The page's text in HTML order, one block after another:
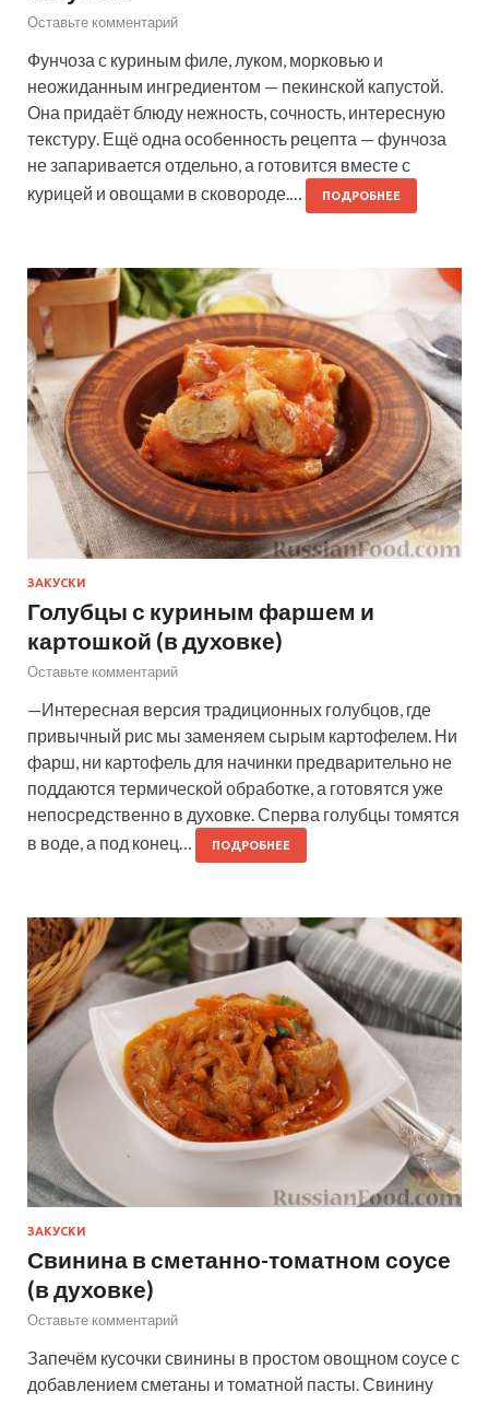
Оставьте комментарий
Фунчоза с куриным филе, луком, морковью и
неожиданным ингредиентом — пекинской капустой.
Она придаёт блюду нежность, сочность, интересную
текстуру. Ещё одна особенность рецепта — фунчоза
не запаривается отдельно, а готовится вместе с
курицей и овощами в сковороде.…
ПОДРОБНЕЕ
ЗАКУСКИ
Голубцы с куриным фаршем и
картошкой (в духовке)
Оставьте комментарий
—Интересная версия традиционных голубцов, где
привычный рис мы заменяем сырым картофелем. Ни
фарш, ни картофель для начинки предварительно не
поддаются термической обработке, а готовятся уже
непосредственно в духовке. Сперва голубцы томятся
в воде, а под конец…
ПОДРОБНЕЕ
ЗАКУСКИ
Свинина в сметанно-томатном соусе
(в духовке)
Оставьте комментарий
Запечём кусочки свинины в простом овощном соусе с
добавлением сметаны и томатной пасты. Свинину